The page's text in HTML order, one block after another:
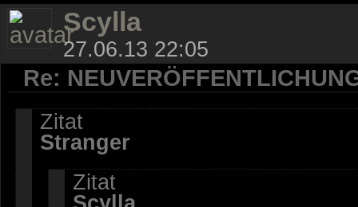
Scylla
27.06.13 22:05
Re:
Zitat
Stranger
Zitat